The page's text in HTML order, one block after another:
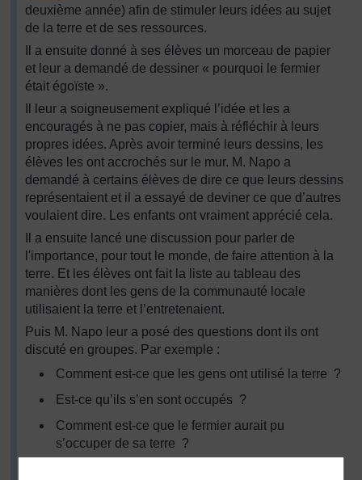
deuxième année) afin de stimuler leurs idées au sujet
de la terre et de ses ressources.
Il a ensuite donné à ses élèves un morceau de papier
et leur a demandé de dessiner « pourquoi le fermier
était égoïste ».
Il leur a soigneusement expliqué l’idée et les a
encouragés à ne pas copier, mais à réfléchir à leurs
propres idées. Après avoir terminé leurs dessins, les
élèves les ont accrochés sur le mur. M. Napo a
demandé à certains élèves de dire ce que leurs dessins
représentaient et il a essayé de deviner ce que d’autres
voulaient dire. Les enfants ont vraiment apprécié cela.
Il a ensuite lancé une discussion pour parler de
l'importance, pour tout le monde, de faire attention à la
terre. Et les élèves ont fait la liste au tableau des
manières dont les gens de la communauté locale
utilisaient la terre et l’entretenaient.
Puis M. Napo leur a posé des questions dont ils ont
discuté en groupes. Par exemple :
Comment est-ce que les gens ont utilisé la terre ?
Est-ce qu’ils s’en sont occupés ?
Comment est-ce que le fermier aurait pu
s’occuper de sa terre ?